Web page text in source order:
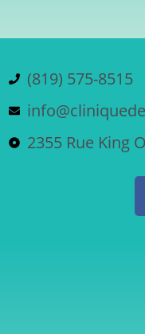
(819) 575-8515
2355 Rue King